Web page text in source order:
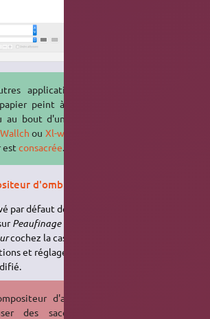
applications qui
peint à chaque
au bout d'un certain
Wallch ou Xl-wallpaper
est consacrée.
d'ombres et de transparence
par défaut depuis XFCE 4.12, si cela n'est
Peaufinage des fenêtres
cochez la case
et réglages de transparence peuvent
d'affichage
des saccades /